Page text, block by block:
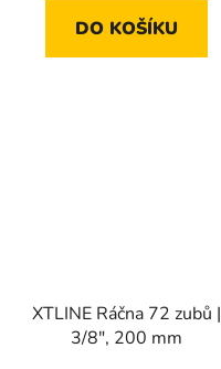
DO KOŠÍKU
XTLINE Ráčna 72 zubů |
3/8", 200 mm